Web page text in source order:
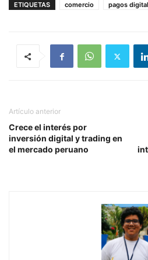
ETIQUETAS comercio pagos
Artículo anterior
Crece el interés por
inversión digital y trading en
el mercado peruano